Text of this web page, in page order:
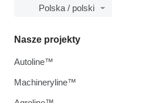
Polska / polski
Nasze projekty
Autoline™
Machineryline™